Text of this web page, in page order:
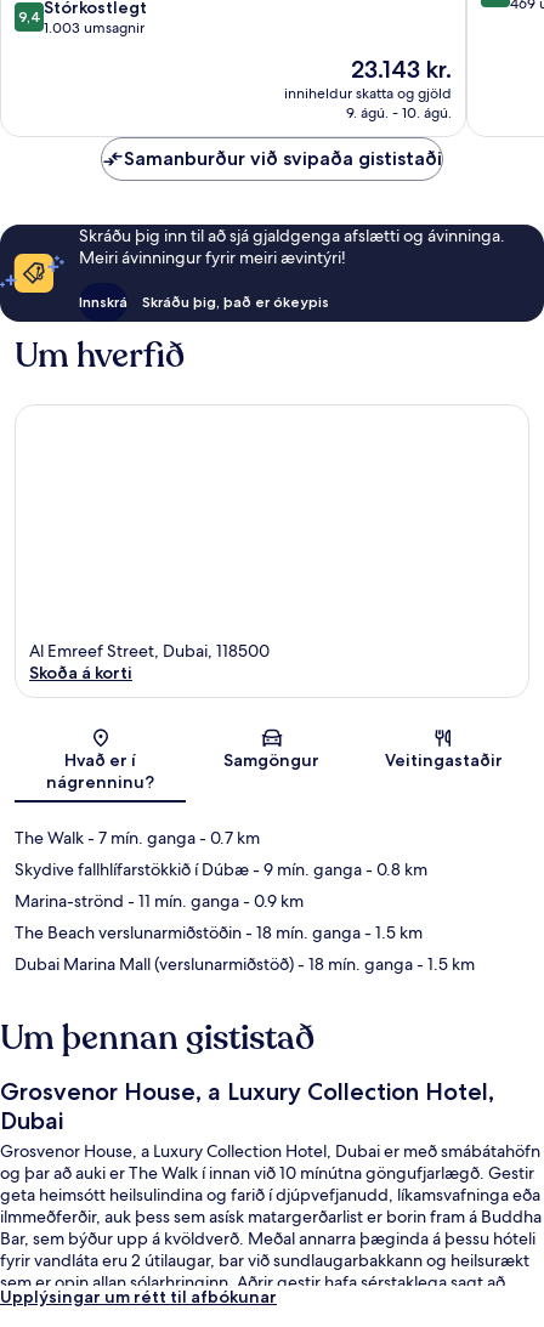
&
9.4
af
9,4 Stórkostlegt
1.003 umsagnir
Verðið
er
23.143 kr.
23.143 kr.
inniheldur skatta og gjöld
9. ágú. - 10. ágú.
Samanburður við svipaða gististaði
Skráðu þig inn til að sjá gjaldgenga afslætti og ávinninga.
Meiri ávinningur fyrir meiri ævintýri!
Innskrá Skráðu þig, það er ókeypis
Um hverfið
Kort
Al Emreef Street, Dubai, 118500
Skoða á korti
Hvað er í
nágrenninu?
Samgöngur Veitingastaðir
The Walk- 7 mín. ganga- 0.7 km
Skydive fallhlífarstökkið í Dúbæ- 9 mín. ganga- 0.8 km
Marina-strönd - 11 mín. ganga- 0.9 km
The Beach verslunarmiðstöðin- 18 mín. ganga- 1.5 km
Dubai Marina Mall (verslunarmiðstöð)- 18 mín. ganga- 1.5 km
Um þennan gististað
Grosvenor House, a Luxury Collection Hotel,
Dubai
Grosvenor House, a Luxury Collection Hotel, Dubai er með smábátahöfn
og þar að auki er The Walk í innan við 10 mínútna göngufjarlægð. Gestir
geta heimsótt heilsulindina og farið í djúpvefjanudd, líkamsvafninga eða
ilmmeðferðir, auk þess sem asísk matargerðarlist er borin fram á Buddha
Bar, sem býður upp á kvöldverð. Meðal annarra þæginda á þessu hóteli
fyrir vandláta eru 2 útilaugar, bar við sundlaugarbakkann og heilsurækt
sem er opin allan sólarhringinn. Aðrir gestir hafa sérstaklega sagt að
hjálpsamt starfsfólk sé meðal helstu kosta gististaðarins. Það er ekki langt
Upplýsingar um rétt til afbókunar